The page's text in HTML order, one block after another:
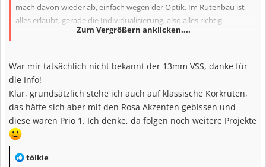
mach davon wieder ab, einfach wegen der Optik. Im Rutenbau ist
alles erlaubt, gerade die Individualisierung, also alles richtig
gemacht. Der Geschmack ändert sich ja auch vermutlich… so war
Zum Vergrößern anklicken....
War mir tatsächlich nicht bekannt der 13mm VSS, danke für
die Info!
Klar, grundsätzlich stehe ich auch auf klassische Korkruten,
das hätte sich aber mit den Rosa Akzenten gebissen und
diese waren Prio 1. Ich denke, da folgen noch weitere Projekte
R
tölkie